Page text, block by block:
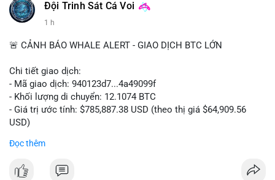
Đội Trinh Sát Cá Voi
1 h
🚨 CẢNH BÁO WHALE ALERT - GIAO DỊCH BTC LỚN
Chi tiết giao dịch:
- Mã giao dịch: 940123d7...4a49099f
- Khối lượng di chuyển: 12.1074 BTC
- Giá trị ước tính: $785,887.38 USD (theo thị giá $64,909.56
USD)
Khối lượng 12.1 BTC tương đương gần 786 nghìn USD được di
Đọc thêm